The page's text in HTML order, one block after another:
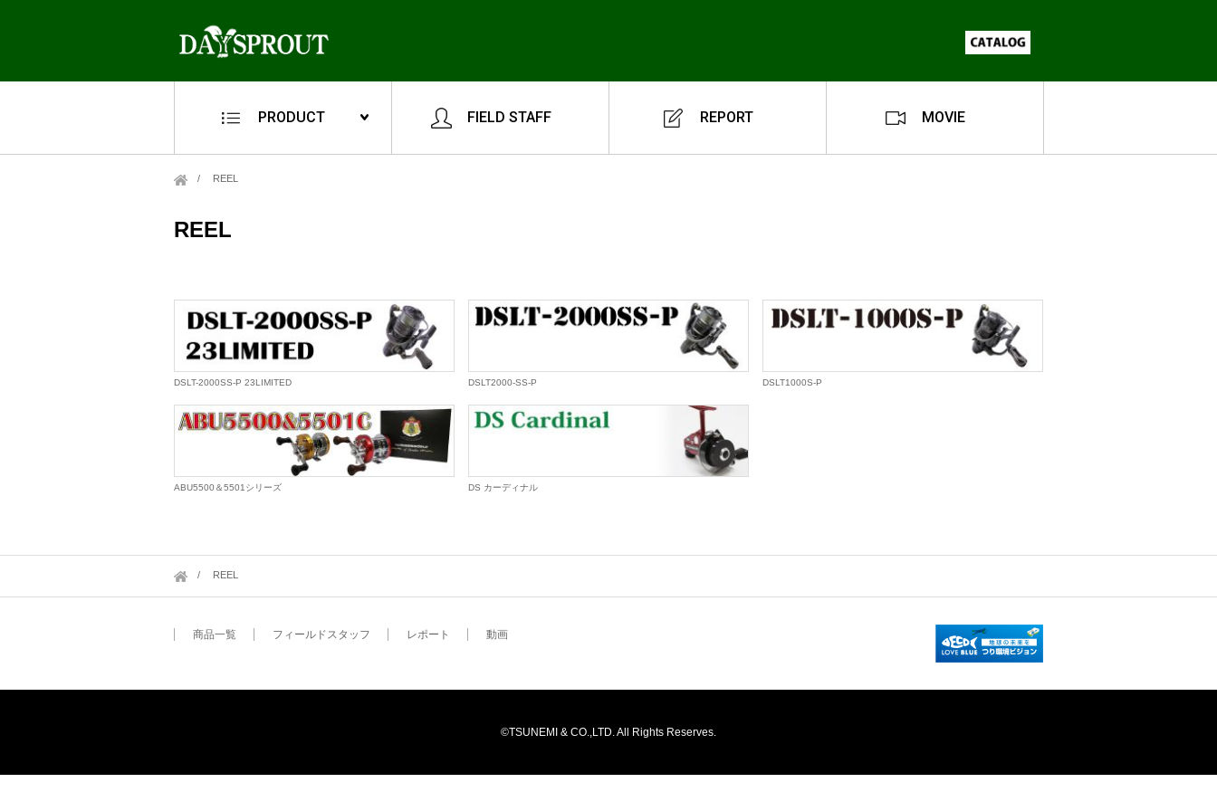
PRODUCT FIELD STAFF REPORT MOVIE
REEL
REEL
DSLT-2000SS-P 23LIMITED DSLT2000-SS-P DSLT1000S-P
ABU5500＆5501シリーズ DS カーディナル
REEL
商品一覧 フィールドスタッフ レポート 動画
©TSUNEMI & CO.,LTD. All Rights Reserves.